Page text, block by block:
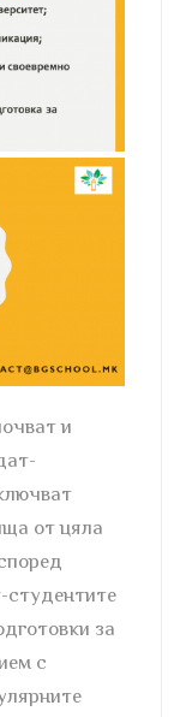
и
от цяла
студентите
за
с